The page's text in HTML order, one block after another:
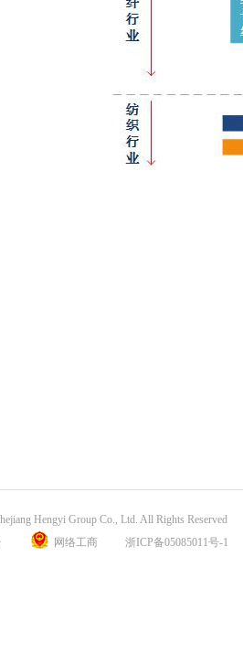
Hengyi Group Co., Ltd. All Rights Reserved
网络工商 浙ICP备05085011号-1